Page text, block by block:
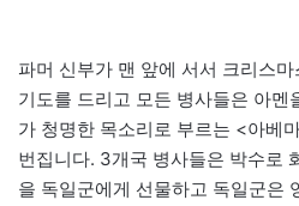
파머 신부가 맨 앞에 서서 크리스
기도를 드리고 모든 병사들은 아멘
가 청명한 목소리로 부르는 <아베
번집니다. 3개국 병사들은 박수로
을 독일군에게 선물하고 독일군은